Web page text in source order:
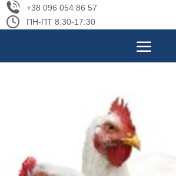
+38 096 054 86 57
ПН-ПТ 8:30-17:30